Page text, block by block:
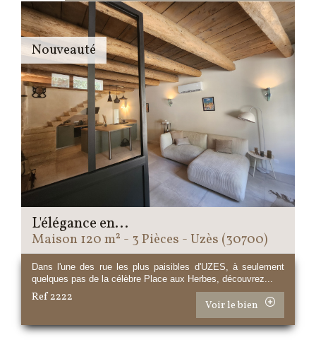
Nouveauté
L'élégance en...
Maison 120 m² - 3 Pièces - Uzès (30700)
Dans l'une des rue les plus paisibles d'UZES, à seulement
quelques pas de la célèbre Place aux Herbes, découvrez...
Ref 2222
Voir le bien